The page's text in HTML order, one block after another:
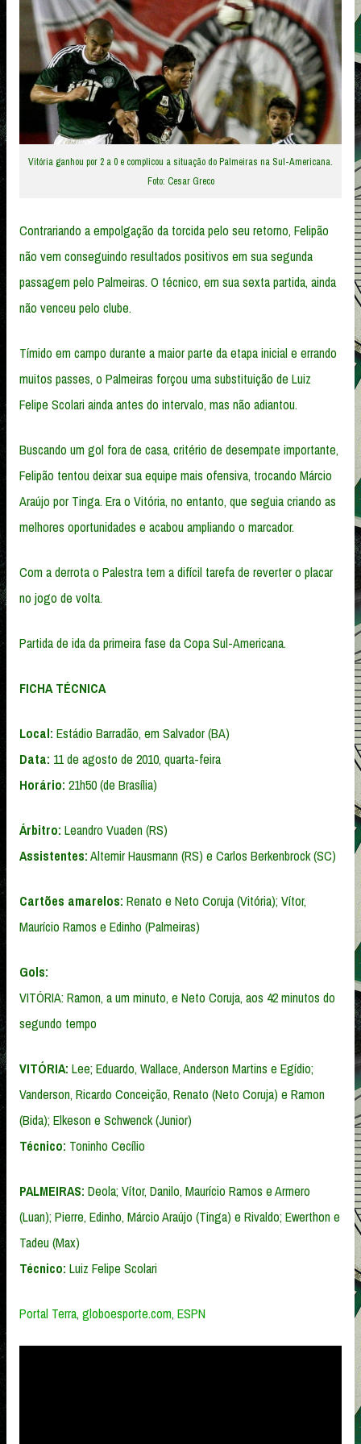
Vitória ganhou por 2 a 0 e complicou a situação do Palmeiras na Sul-Americana.
Foto: Cesar Greco
Contrariando a empolgação da torcida pelo seu retorno, Felipão
não vem conseguindo resultados positivos em sua segunda
passagem pelo Palmeiras. O técnico, em sua sexta partida, ainda
não venceu pelo clube.
Tímido em campo durante a maior parte da etapa inicial e errando
muitos passes, o Palmeiras forçou uma substituição de Luiz
Felipe Scolari ainda antes do intervalo, mas não adiantou.
Buscando um gol fora de casa, critério de desempate importante,
Felipão tentou deixar sua equipe mais ofensiva, trocando Márcio
Araújo por Tinga. Era o Vitória, no entanto, que seguia criando as
melhores oportunidades e acabou ampliando o marcador.
Com a derrota o Palestra tem a difícil tarefa de reverter o placar
no jogo de volta.
Partida de ida da primeira fase da Copa Sul-Americana.
FICHA TÉCNICA
Local: Estádio Barradão, em Salvador (BA)
Data: 11 de agosto de 2010, quarta-feira
Horário: 21h50 (de Brasília)
Árbitro: Leandro Vuaden (RS)
Assistentes:Altemir Hausmann (RS) e Carlos Berkenbrock (SC)
Cartões amarelos: Renato e Neto Coruja (Vitória); Vítor,
Maurício Ramos e Edinho (Palmeiras)
Gols:
VITÓRIA: Ramon, a um minuto, e Neto Coruja, aos 42 minutos do
segundo tempo
VITÓRIA: Lee; Eduardo, Wallace, Anderson Martins e Egídio;
Vanderson, Ricardo Conceição, Renato (Neto Coruja) e Ramon
(Bida); Elkeson e Schwenck (Junior)
Técnico: Toninho Cecílio
PALMEIRAS: Deola; Vítor, Danilo, Maurício Ramos e Armero
(Luan); Pierre, Edinho, Márcio Araújo (Tinga) e Rivaldo; Ewerthon e
Tadeu (Max)
Técnico: Luiz Felipe Scolari
Portal Terra, globoesporte.com, ESPN